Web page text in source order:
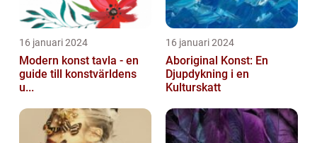
16 januari 2024
Modern konst tavla - en
guide till konstvärldens
u...
16 januari 2024
Aboriginal Konst: En
Djupdykning i en
Kulturskatt